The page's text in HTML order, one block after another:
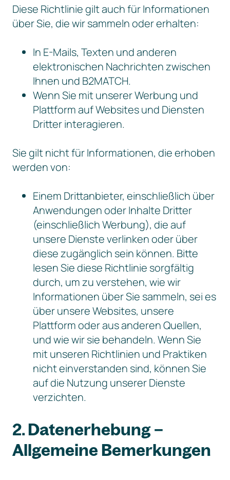
Diese Richtlinie gilt auch für Informationen
über Sie, die wir sammeln oder erhalten:
In E-Mails, Texten und anderen
elektronischen Nachrichten zwischen
Ihnen und B2MATCH.
Wenn Sie mit unserer Werbung und
Plattform auf Websites und Diensten
Dritter interagieren.
Sie gilt nicht für Informationen, die erhoben
werden von:
Einem Drittanbieter, einschließlich über
Anwendungen oder Inhalte Dritter
(einschließlich Werbung), die auf
unsere Dienste verlinken oder über
diese zugänglich sein können. Bitte
lesen Sie diese Richtlinie sorgfältig
durch, um zu verstehen, wie wir
Informationen über Sie sammeln, sei es
über unsere Websites, unsere
Plattform oder aus anderen Quellen,
und wie wir sie behandeln. Wenn Sie
mit unseren Richtlinien und Praktiken
nicht einverstanden sind, können Sie
auf die Nutzung unserer Dienste
verzichten.
2. Datenerhebung –
Allgemeine Bemerkungen